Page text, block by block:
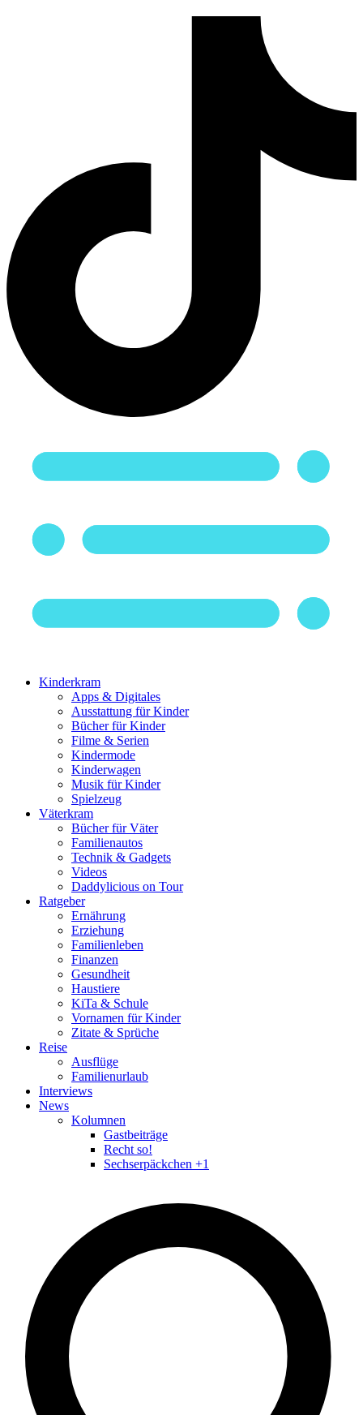
Kinderkram
Apps & Digitales
Ausstattung für Kinder
Bücher für Kinder
Filme & Serien
Kindermode
Kinderwagen
Musik für Kinder
Spielzeug
Väterkram
Bücher für Väter
Familienautos
Technik & Gadgets
Videos
Daddylicious on Tour
Ratgeber
Ernährung
Erziehung
Familienleben
Finanzen
Gesundheit
Haustiere
KiTa & Schule
Vornamen für Kinder
Zitate & Sprüche
Reise
Ausflüge
Familienurlaub
Interviews
News
Kolumnen
Gastbeiträge
Recht so!
Sechserpäckchen +1